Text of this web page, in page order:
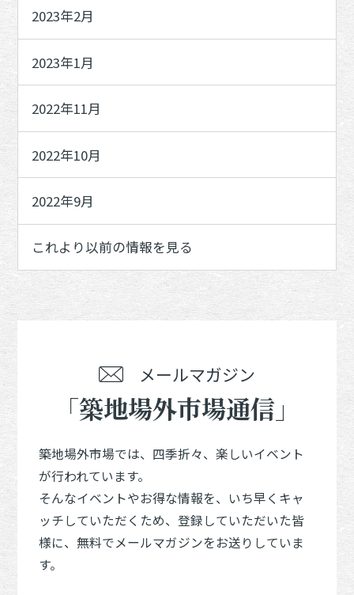
2023年2月
2023年1月
2022年11月
2022年10月
2022年9月
これより以前の情報を見る
メールマガジン
「築地場外市場通信」
築地場外市場では、四季折々、楽しいイベント
が行われています。
そんなイベントやお得な情報を、いち早くキャ
ッチしていただくため、登録していただいた皆
様に、無料でメールマガジンをお送りしていま
す。